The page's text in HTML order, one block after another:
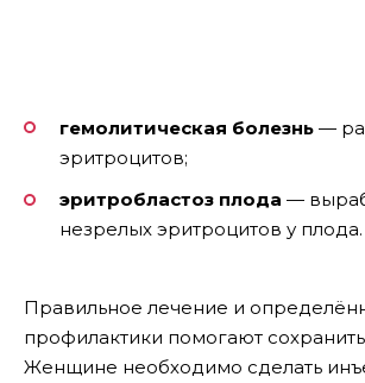
гемолитическая болезнь —
эритроцитов;
эритробластоз плода —
незрелых эритроцитов у плода.
Правильное лечение и
профилактики помогают
Женщине необходимо сделать